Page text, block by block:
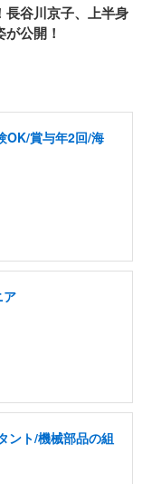
長谷川京子、上半身
公開！
OK/賞与年2回/海
ア
ント/機械部品の組